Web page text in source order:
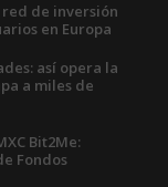
de inversión
en Europa
así opera la
a miles de
Bit2Me:
Fondos